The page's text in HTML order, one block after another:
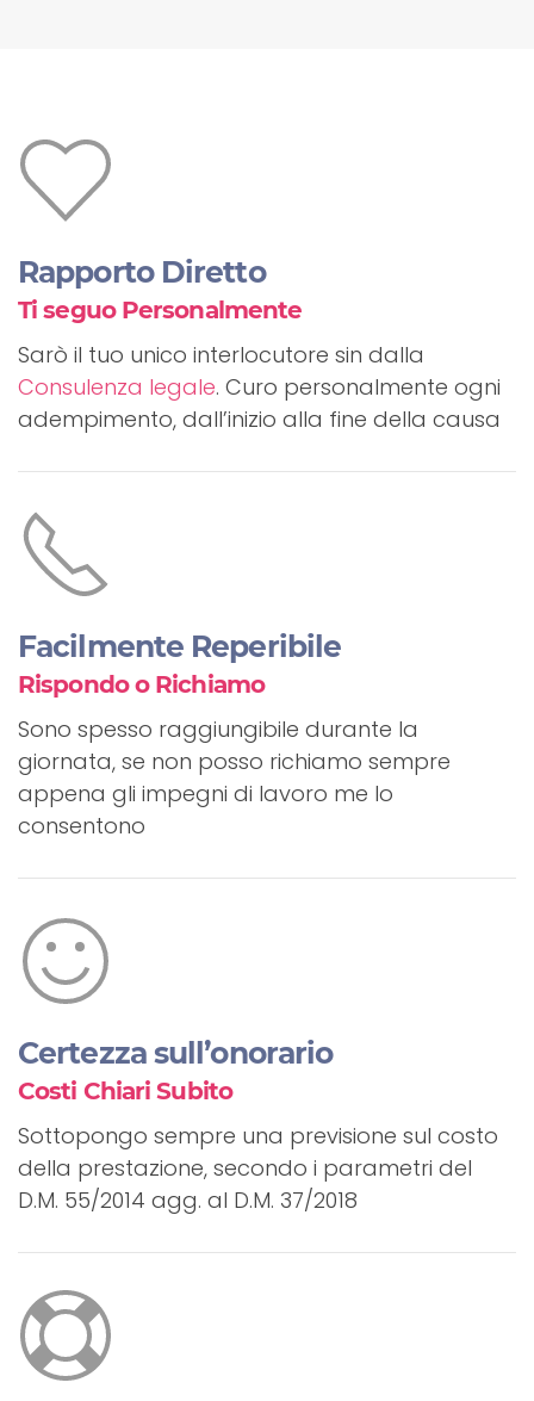
Rapporto Diretto
Ti seguo Personalmente
Sarò il tuo unico interlocutore sin dalla
Consulenza legale. Curo personalmente ogni
adempimento, dall’inizio alla fine della causa
Facilmente Reperibile
Rispondo o Richiamo
Sono spesso raggiungibile durante la
giornata, se non posso richiamo sempre
appena gli impegni di lavoro me lo
consentono
Certezza sull’onorario
Costi Chiari Subito
Sottopongo sempre una previsione sul costo
della prestazione, secondo i parametri del
D.M. 55/2014 agg. al D.M. 37/2018